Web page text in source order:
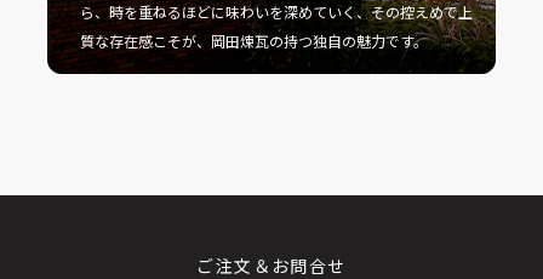
ら、時を重ねるほどに味わいを深めていく、その控えめで上
質な存在感こそが、岡田煉瓦の持つ独自の魅力です。
ご注文＆お問合せ